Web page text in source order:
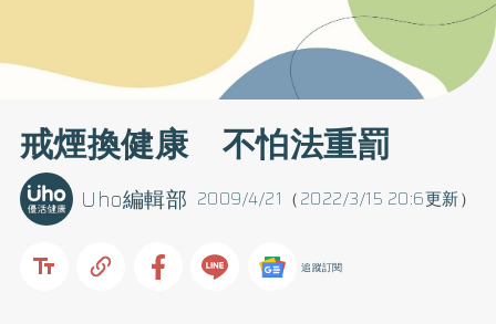
戒煙換健康 不怕法重罰
2009/4/21（2022/3/15 20:6更新）
Uho編輯部
追蹤訂閱